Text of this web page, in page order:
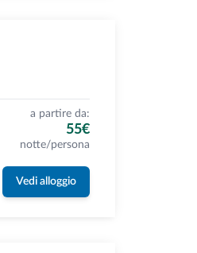
a partire da:
55€
notte/persona
Vedi alloggio